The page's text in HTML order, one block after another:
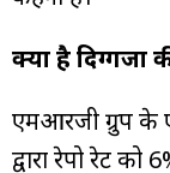
क्या है दिग्गजों
एमआरजी ग्रुप के
द्वारा रेपो रेट